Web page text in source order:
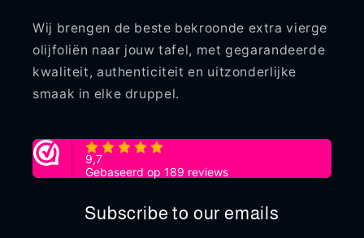
Wij brengen de beste bekroonde extra vierge
olijfoliën naar jouw tafel, met gegarandeerde
kwaliteit, authenticiteit en uitzonderlijke
smaak in elke druppel.
Subscribe to our emails